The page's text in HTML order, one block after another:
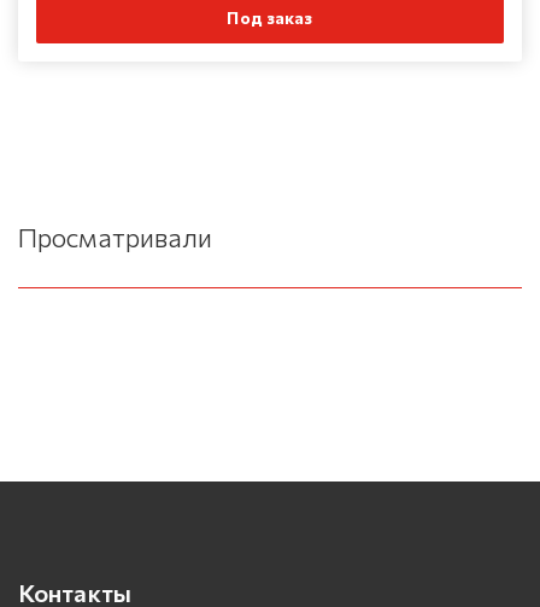
Под заказ
Просматривали
Контакты